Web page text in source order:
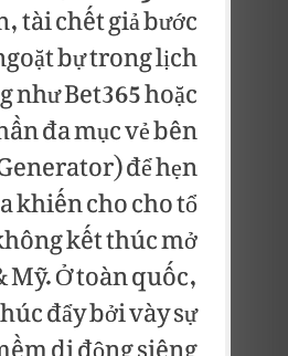
chết giả bước
bự trong lịch
Bet365 hoặc
đa mục vẻ bên
để hẹn
cho cho tổ
kết thúc mở
Ở toàn quốc,
đẩy bởi vày sự